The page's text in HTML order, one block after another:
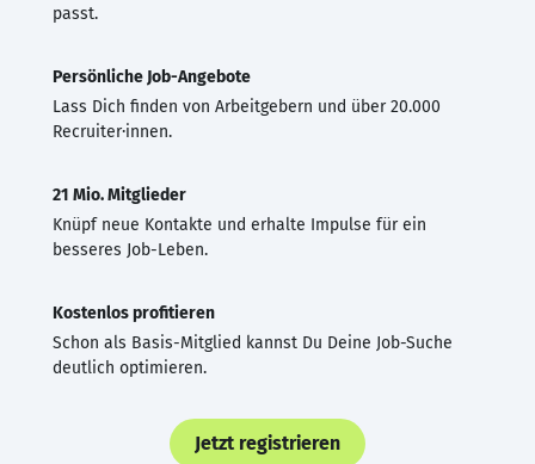
passt.
Persönliche Job-Angebote
Lass Dich finden von Arbeitgebern und über 20.000
Recruiter·innen.
21 Mio. Mitglieder
Knüpf neue Kontakte und erhalte Impulse für ein
besseres Job-Leben.
Kostenlos profitieren
Schon als Basis-Mitglied kannst Du Deine Job-Suche
deutlich optimieren.
Jetzt registrieren